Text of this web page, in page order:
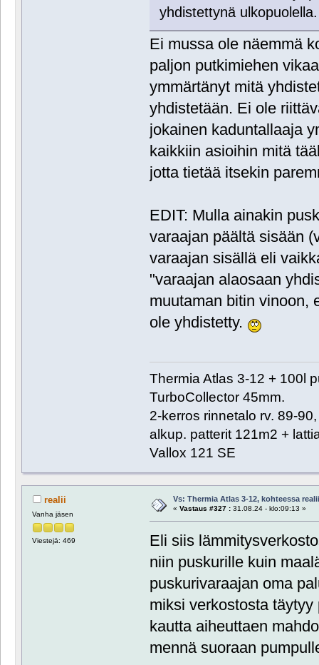
yhdistettynä ulkopuolella.
Ei mussa ole näemmä
paljon putkimiehen
ymmärtänyt mitä
yhdistetään. Ei ole
jokainen kaduntallaaja
kaikkiin asioihin mitä
jotta tietää itsekin
EDIT: Mulla ainakin
varaajan päältä sisään
varaajan sisällä eli
"varaajan alaosaan
muutaman bitin vinoon,
ole yhdistetty.
Thermia Atlas 3-12 + 100l
TurboCollector 45mm.
2-kerros rinnetalo rv. 89-
alkup. patterit 121m2 +
Vallox 121 SE
realii
Vanha jäsen
Viestejä: 469
Vs: Thermia Atlas 3-12, kohteessa realii
« Vastaus #327 :31.08.24 - klo:09:13 »
Eli siis
niin puskurille kuin
puskurivaraajan oma
miksi verkostosta
kautta aiheuttaen
mennä suoraan